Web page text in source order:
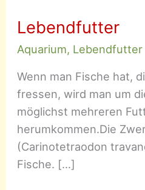
Lebendfutter
Aquarium, Lebendfutter
Wenn man Fische hat,
fressen, wird man um
möglichst mehreren
herumkommen.Die
(Carinotetraodon
Fische. […]